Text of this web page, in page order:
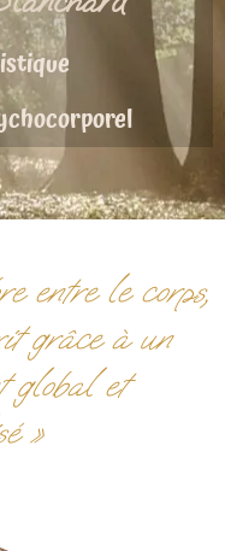
entre le corps,
grâce à un
global et
»